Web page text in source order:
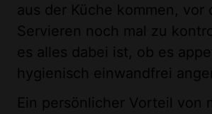
aus der Küche kommen, vor
Servieren noch mal zu
es alles dabei ist, ob es
hygienisch einwandfrei
Ein persönlicher Vorteil von